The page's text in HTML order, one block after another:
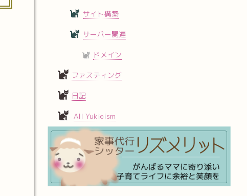
サイト構築
サーバー関連
ドメイン
ファスティング
日記
All Yukieism